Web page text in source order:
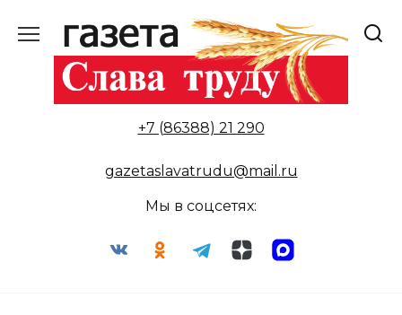
содержанию
+7 (86388) 21 290
gazetaslavatrudu@mail.ru
Мы в соцсетях: